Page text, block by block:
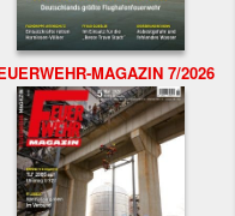
MAGAZIN 7/2026